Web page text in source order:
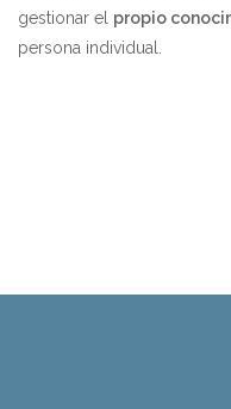
gestionar el propio
persona individual.